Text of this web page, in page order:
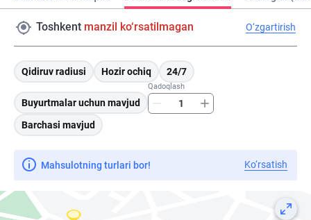
Toshkent manzil ko‘rsatilmagan O‘zgartirish
Qidiruv radiusi Hozir ochiq 24/7
Buyurtmalar uchun mavjud
Qadoqlash
Barchasi mavjud
Mahsulotning turlari bor! Ko‘rsatish